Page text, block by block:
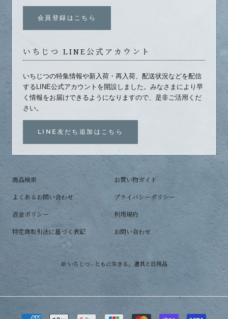
会員登録はこちら
いちじつ LINE公式アカウント
いちじつの特集情報や新入荷・再入荷、配送状況などを配信
するLINE公式アカウントを開設しました。みなさまにより早
く情報をお届けできるようになりますので、是非ご活用くだ
さい。
LINE友だち追加はこちら
商品検索
お買い物ガイド
よくあるお問い合わせ
プライバシーポリシー
返金ポリシー
利用規約
特定商取引法に基づく表記
お問い合わせ
© いちじつ - ともに生きる、道具と日用品